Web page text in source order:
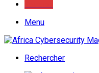
Menu
Rechercher